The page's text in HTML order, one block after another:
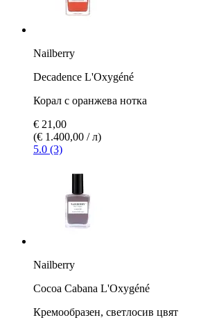
Nailberry
Decadence L'Oxygéné
Корал с оранжева нотка
€ 21,00
(€ 1.400,00 / л)
5.0 (3)
Nailberry
Cocoa Cabana L'Oxygéné
Кремообразен, светлосив цвят